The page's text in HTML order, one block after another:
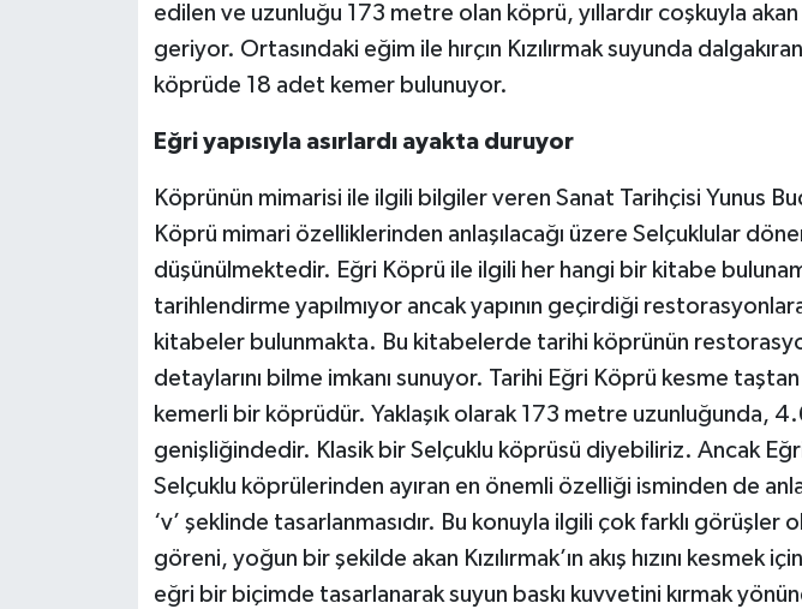
edilen ve uzunluğu 173 metre olan köprü, yıllardır coşkuyla
geriyor. Ortasındaki eğim ile hırçın Kızılırmak suyunda
köprüde 18 adet kemer bulunuyor.
Eğri yapısıyla asırlardı ayakta duruyor
Köprünün mimarisi ile ilgili bilgiler veren Sanat Tarihçisi Yunus
Köprü mimari özelliklerinden anlaşılacağı üzere Selçuklular
düşünülmektedir. Eğri Köprü ile ilgili her hangi bir kitabe
tarihlendirme yapılmıyor ancak yapının geçirdiği
kitabeler bulunmakta. Bu kitabelerde tarihi köprünün
detaylarını bilme imkanı sunuyor. Tarihi Eğri Köprü kesme
kemerli bir köprüdür. Yaklaşık olarak 173 metre uzunluğunda,
genişliğindedir. Klasik bir Selçuklu köprüsü diyebiliriz. Ancak
Selçuklu köprülerinden ayıran en önemli özelliği isminden de
‘v’ şeklinde tasarlanmasıdır. Bu konuyla ilgili çok farklı görüşler
göreni, yoğun bir şekilde akan Kızılırmak’ın akış hızını kesmek
eğri bir biçimde tasarlanarak suyun baskı kuvvetini kırmak